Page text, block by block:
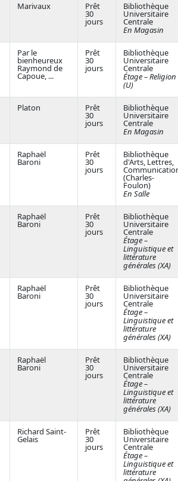
Marivaux Prêt
30
jours
Bibliothèque
Universitaire
Centrale
En Magasin
Par le
bienheureux
Raymond de
Capoue, ...
Prêt
30
jours
Bibliothèque
Universitaire
Centrale
Étage – Religion
(U)
Platon Prêt
30
jours
Bibliothèque
Universitaire
Centrale
En Magasin
Raphaël
Baroni
Prêt
30
jours
Bibliothèque
d'Arts, Lettres,
(Charles-
Foulon)
En Salle
Raphaël
Baroni
Prêt
30
jours
Bibliothèque
Universitaire
Centrale
Étage –
Linguistique et
littérature
générales (XA)
Raphaël
Baroni
Prêt
30
jours
Bibliothèque
Universitaire
Centrale
Étage –
Linguistique et
littérature
générales (XA)
Raphaël
Baroni
Prêt
30
jours
Bibliothèque
Universitaire
Centrale
Étage –
Linguistique et
littérature
générales (XA)
Richard Saint-
Gelais
Prêt
30
jours
Bibliothèque
Universitaire
Centrale
Étage –
Linguistique et
littérature